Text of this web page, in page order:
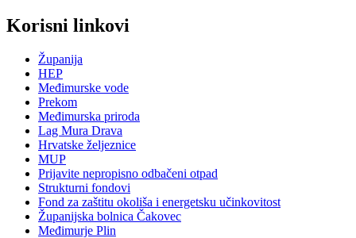
Korisni linkovi
Županija
HEP
Međimurske vode
Prekom
Međimurska priroda
Lag Mura Drava
Hrvatske željeznice
MUP
Prijavite nepropisno odbačeni otpad
Strukturni fondovi
Fond za zaštitu okoliša i energetsku učinkovitost
Županijska bolnica Čakovec
Međimurje Plin